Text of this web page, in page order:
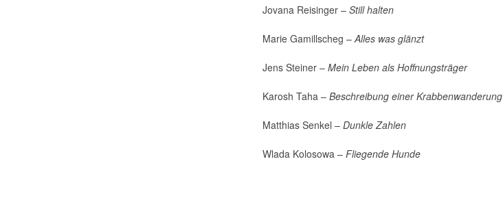
Jovana Reisinger – Still halten
Marie Gamillscheg – Alles was glänzt
Jens Steiner – Mein Leben als Hoffnungsträger
Karosh Taha – Beschreibung einer Krabbenwanderung
Matthias Senkel – Dunkle Zahlen
Wlada Kolosowa – Fliegende Hunde